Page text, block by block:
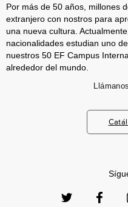
Por más de 50 años, millones
extranjero con nostros para
una nueva cultura.
nacionalidades estudian uno
nuestros 50 EF Campus
alrededor del mundo.
Llámanos